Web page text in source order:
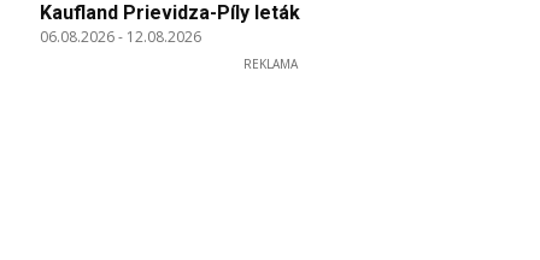
Kaufland Prievidza-Píly leták
06.08.2026- 12.08.2026
REKLAMA